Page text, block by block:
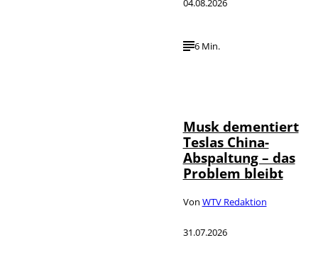
04.08.2026
6 Min.
Musk dementiert
Teslas China-
Abspaltung – das
Problem bleibt
Von WTV Redaktion
31.07.2026